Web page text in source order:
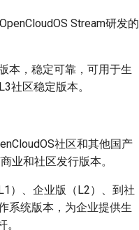
Stream研发的
本，稳定可靠，可用于生
社区稳定版本。
社区和其他国产
业和社区发行版本。
）、企业版（L2）、到社
系统版本，为企业提供生